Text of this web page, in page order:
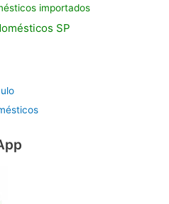
importados
SP